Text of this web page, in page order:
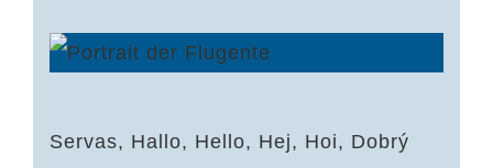
Servas, Hallo, Hello, Hej, Hoi, Dobrý